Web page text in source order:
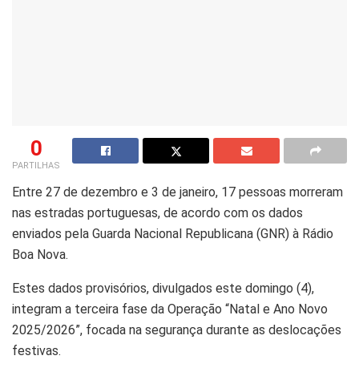
0
PARTILHAS
Entre 27 de dezembro e 3 de janeiro, 17 pessoas morreram
nas estradas portuguesas, de acordo com os dados
enviados pela Guarda Nacional Republicana (GNR) à Rádio
Boa Nova.
Estes dados provisórios, divulgados este domingo (4),
integram a terceira fase da Operação “Natal e Ano Novo
2025/2026”, focada na segurança durante as deslocações
festivas.